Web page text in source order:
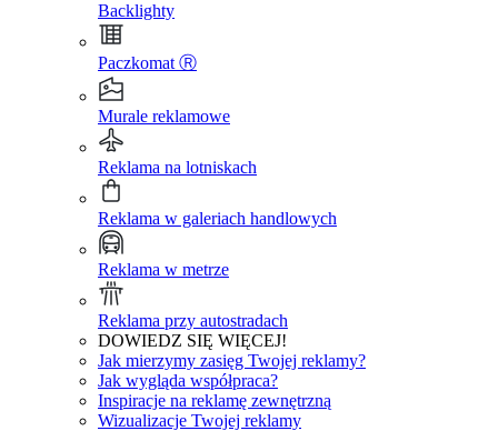
Backlighty
Paczkomat Ⓡ
Murale reklamowe
Reklama na lotniskach
Reklama w galeriach handlowych
Reklama w metrze
Reklama przy autostradach
DOWIEDZ SIĘ WIĘCEJ!
Jak mierzymy zasięg Twojej reklamy?
Jak wygląda współpraca?
Inspiracje na reklamę zewnętrzną
Wizualizacje Twojej reklamy